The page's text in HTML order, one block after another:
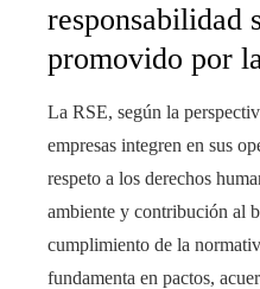
responsabilidad
promovido por
La RSE, según la
empresas integren en sus
respeto a los derechos
ambiente y contribución al
cumplimiento de la
fundamenta en pactos,